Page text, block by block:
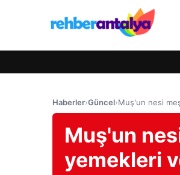
Haberler›Güncel›Muş'un nesi
Muş'un
yemekleri